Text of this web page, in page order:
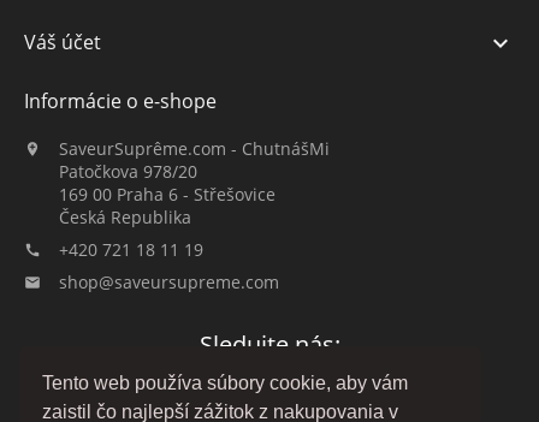
Tento web používa súbory cookie, aby vám
zaistil čo najlepší zážitok z nakupovania v
Váš účet 
Informácie o e-shope

SaveurSuprême.com - ChutnášMi
Patočkova 978/20
169 00 Praha 6 - Střešovice
Česká Republika
 +420 721 18 11 19
 shop@saveursupreme.com
Sledujte nás: